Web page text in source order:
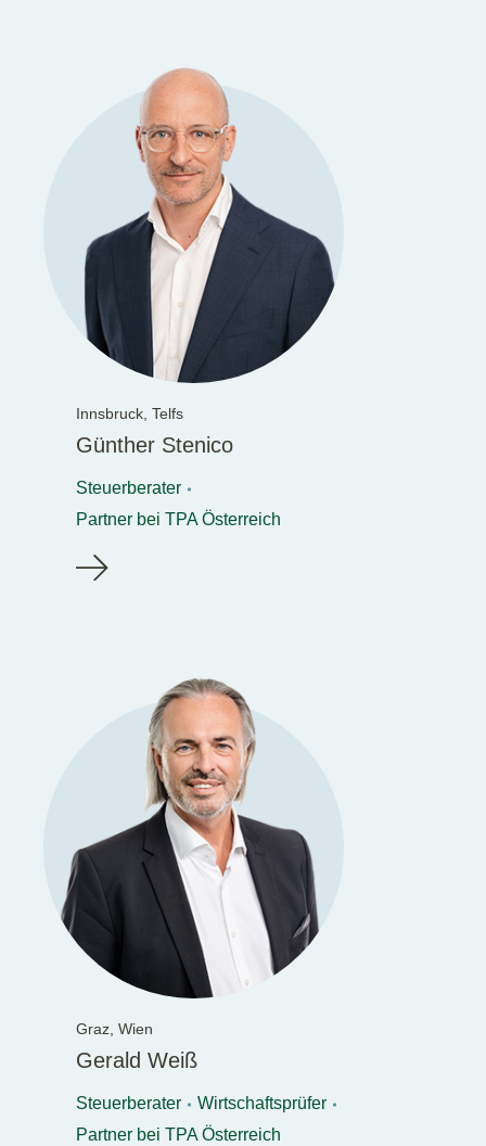
Innsbruck, Telfs
Günther Stenico
Steuerberater
Partner bei TPA Österreich
Graz, Wien
Gerald Weiß
Steuerberater
Wirtschaftsprüfer
Partner bei TPA Österreich